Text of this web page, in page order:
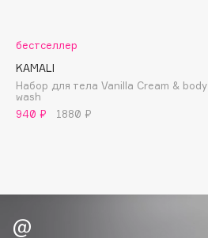
BOOMSHOP
BORK
Brunello Cucinelli
Bvlgari
бестселлер
KAMALI
Набор для тела Vanilla Cream & body
wash
940 ₽
1880 ₽